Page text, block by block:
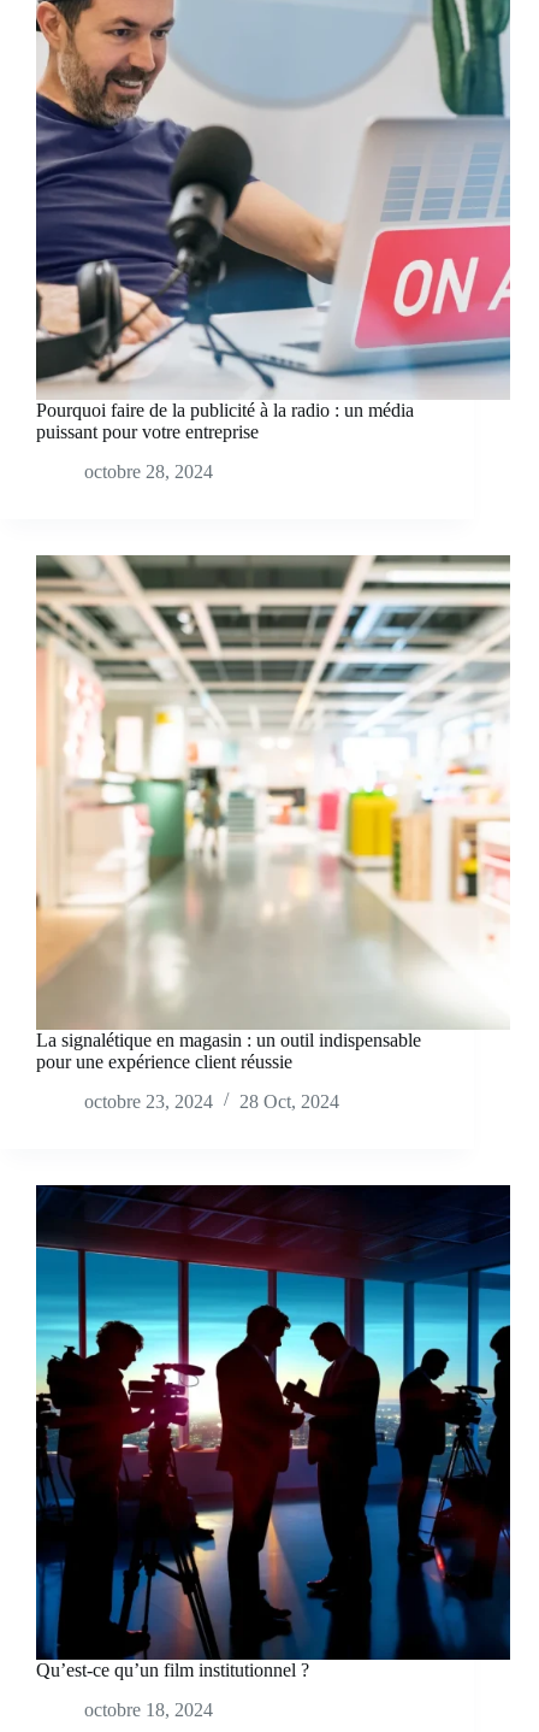
Pourquoi faire de la publicité à la radio : un média
puissant pour votre entreprise
octobre 28, 2024
La signalétique en magasin : un outil indispensable
pour une expérience client réussie
octobre 23, 2024
28 Oct, 2024
Qu’est-ce qu’un film institutionnel ?
octobre 18, 2024